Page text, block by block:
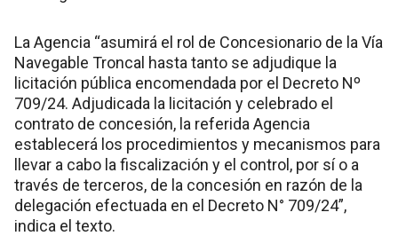
La Agencia “asumirá el rol de Concesionario de la Vía
Navegable Troncal hasta tanto se adjudique la
licitación pública encomendada por el Decreto Nº
709/24. Adjudicada la licitación y celebrado el
contrato de concesión, la referida Agencia
establecerá los procedimientos y mecanismos para
llevar a cabo la fiscalización y el control, por sí o a
través de terceros, de la concesión en razón de la
delegación efectuada en el Decreto N° 709/24”,
indica el texto.